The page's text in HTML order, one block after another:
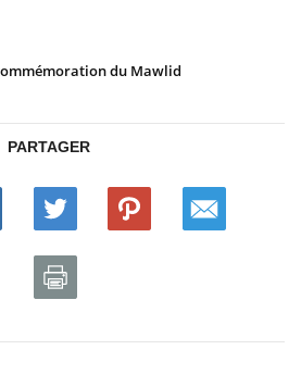
du Mawlid
PARTAGER